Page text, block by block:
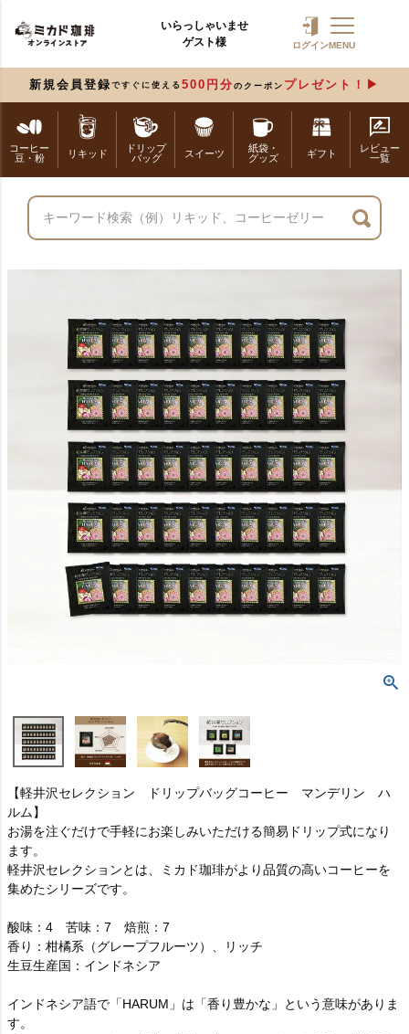
いらっしゃいませ
ゲスト様
ログインMENU
新規会員登録 ですぐに使える 500円分 のクーポン プレゼント！
コーヒー
豆・粉
リキッド
ドリップ
バッグ
スイーツ
紙袋・
グッズ
ギフト
レビュー
一覧
【軽井沢セレクション ドリップバッグコーヒー マンデリン ハ
ルム】
お湯を注ぐだけで手軽にお楽しみいただける簡易ドリップ式になり
ます。
軽井沢セレクションとは、ミカド珈琲がより品質の高いコーヒーを
集めたシリーズです。
酸味：4 苦味：7 焙煎：7
香り：柑橘系（グレープフルーツ）、リッチ
生豆生産国：インドネシア
インドネシア語で「HARUM」は「香り豊かな」という意味がありま
す。